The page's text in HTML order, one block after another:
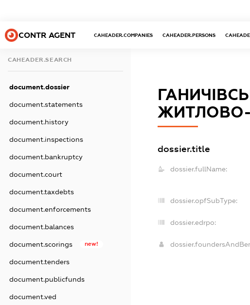
CONTR AGENT CAHEADER.COMPANIES CAHEADER.PERSONS
CAHEADER.SEARCH
document.dossier
document.statements
document.history
document.inspections
document.bankruptcy
document.court
document.taxdebts
document.enforcements
document.balances
document.scorings new!
document.tenders
document.publicfunds
document.ved
dossier.title
dossier.fullName:
dossier.opfSubType:
dossier.edrpo: